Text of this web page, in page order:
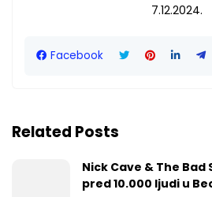
Facebook
Related Posts
Nick Cave & The
pred 10.000 ljudi u